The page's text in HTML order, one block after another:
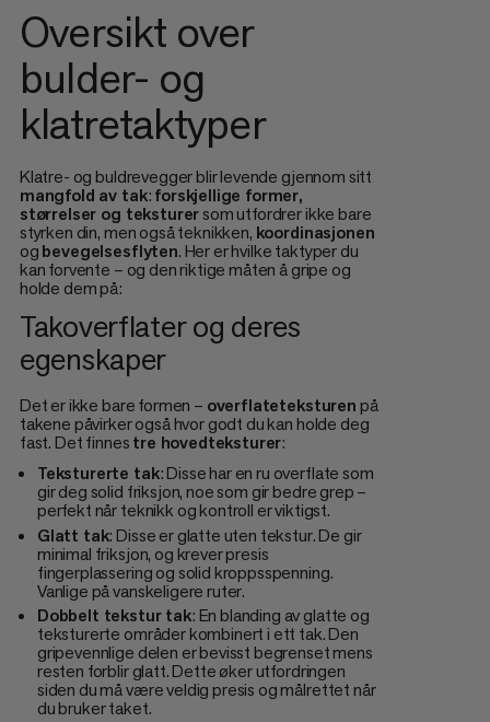
Oversikt over
bulder- og
klatretaktyper
Klatre- og buldrevegger blir levende gjennom sitt
mangfold av tak:forskjellige former,
størrelser og teksturersom utfordrer ikke bare
styrken din, men også teknikken, koordinasjonen
ogbevegelsesflyten. Her er hvilke taktyper du
kan forvente – og den riktige måten å gripe og
holde dem på:
Takoverflater og deres
egenskaper
Det er ikke bare formen – overflateteksturenpå
takene påvirker også hvor godt du kan holde deg
fast. Det finnestre hovedteksturer:
Teksturerte tak: Disse har en ru overflate som
gir deg solid friksjon, noe som gir bedre grep –
perfekt når teknikk og kontroll er viktigst.
Glatt tak: Disse er glatte uten tekstur. De gir
minimal friksjon, og krever presis
fingerplassering og solid kroppsspenning.
Vanlige på vanskeligere ruter.
Dobbelt tekstur tak: En blanding av glatte og
teksturerte områder kombinert i ett tak. Den
gripevennlige delen er bevisst begrenset mens
resten forblir glatt. Dette øker utfordringen
siden du må være veldig presis og målrettet når
du bruker taket.